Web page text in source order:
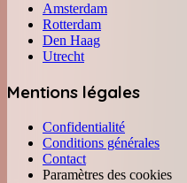
Amsterdam
Rotterdam
Den Haag
Utrecht
Mentions légales
Confidentialité
Conditions générales
Contact
Paramètres des cookies